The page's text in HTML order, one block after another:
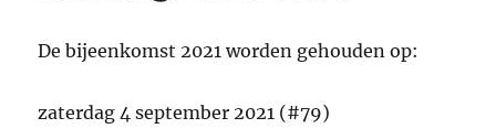
De bijeenkomst 2021 worden gehouden op:
zaterdag 4 september 2021 (#79)